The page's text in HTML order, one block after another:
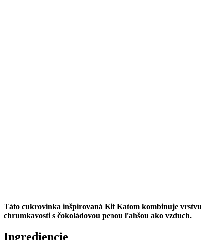
Táto cukrovinka inšpirovaná Kit Katom kombinuje vrstvu
chrumkavosti s čokoládovou penou ľahšou ako vzduch.
Ingrediencie